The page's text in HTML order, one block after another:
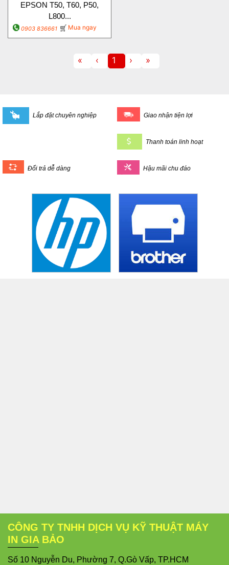
EPSON T50, T60, P50,
L800...
0903 836661 Mua ngay
« ‹ 1 › »
Lắp đặt chuyên nghiệp Giao nhận tiện lợi
Thanh toán linh hoạt
Đổi trả dễ dàng Hậu mãi chu đáo
CÔNG TY TNHH DỊCH VỤ KỸ THUẬT MÁY
IN GIA BẢO
Số 10 Nguyễn Du, Phường 7, Q.Gò Vấp, TP.HCM